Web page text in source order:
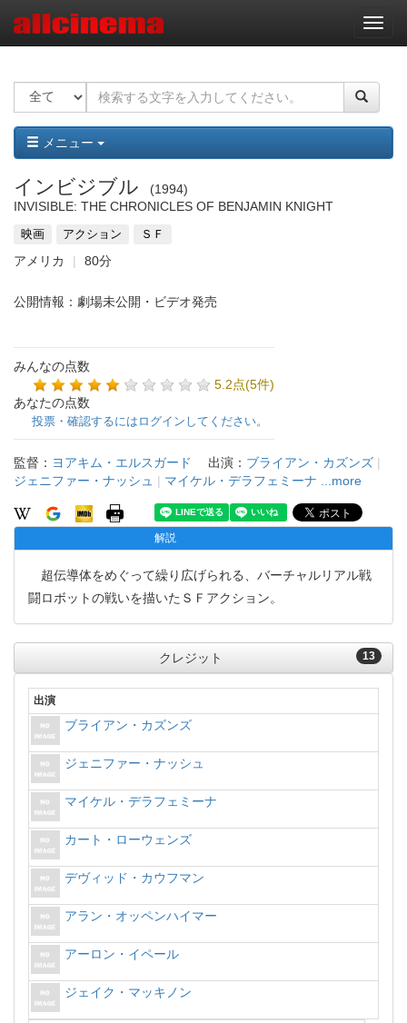
ナ
ビ
ー
ョ
ン
メニュー
インビジブル
1994
INVISIBLE: THE CHRONICLES OF BENJAMIN KNIGHT
映画 アクション ＳＦ
アメリカ 80分
公開情報：劇場未公開・ビデオ発売
みんなの点数
5.2点(5件)
あなたの点数
投票・確認するにはログインしてください。
監督： ヨアキム・エルスガード 出演： ブライアン・カズンズ |
ジェニファー・ナッシュ | マイケル・デラフェミーナ ...more
解説
超伝導体をめぐって繰り広げられる、バーチャルリアル戦
闘ロボットの戦いを描いたＳＦアクション。
13
クレジット
出演
ブライアン・カズンズ
ジェニファー・ナッシュ
マイケル・デラフェミーナ
カート・ローウェンズ
デヴィッド・カウフマン
アラン・オッペンハイマー
アーロン・イペール
ジェイク・マッキノン